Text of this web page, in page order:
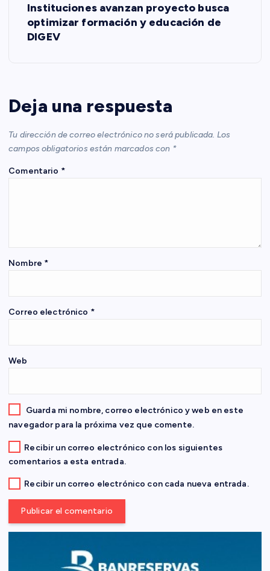
c
i
ó
e
n
r
a
d
a
s
Instituciones avanzan proyecto busca
optimizar formación y educación de
DIGEV
Deja una respuesta
Tu dirección de correo electrónico no será publicada. Los
campos obligatorios están marcados con *
Comentario *
Nombre *
Correo electrónico *
Web
Guarda mi nombre, correo electrónico y web en este
navegador para la próxima vez que comente.
Recibir un correo electrónico con los siguientes
comentarios a esta entrada.
Recibir un correo electrónico con cada nueva entrada.